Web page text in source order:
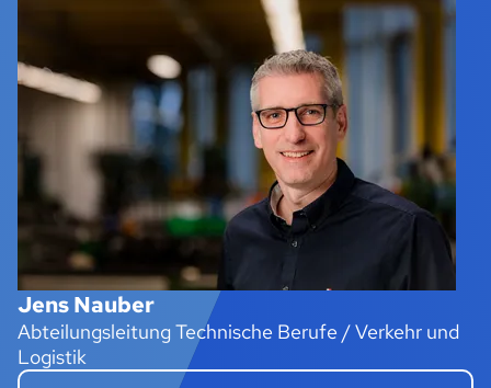
Jens Nauber
Abteilungsleitung Technische Berufe / Verkehr und
Logistik